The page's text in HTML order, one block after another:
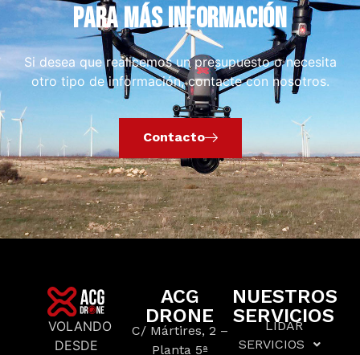
PARA MÁS INFORMACIÓN
Si desea que realicemos un presupuesto o necesita
otro tipo de información, contacte con nosotros.
Contacto
VOLANDO
DESDE
ACG
DRONE
C/ Mártires, 2 –
Planta 5ª
NUESTROS
SERVICIOS
LIDAR
SERVICIOS